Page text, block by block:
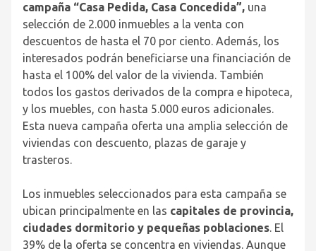
campaña “Casa Pedida, Casa Concedida”, una
selección de 2.000 inmuebles a la venta con
descuentos de hasta el 70 por ciento. Además, los
interesados podrán beneficiarse una financiación de
hasta el 100% del valor de la vivienda. También
todos los gastos derivados de la compra e hipoteca,
y los muebles, con hasta 5.000 euros adicionales.
Esta nueva campaña oferta una amplia selección de
viviendas con descuento, plazas de garaje y
trasteros.
Los inmuebles seleccionados para esta campaña se
ubican principalmente en las capitales de provincia,
ciudades dormitorio y pequeñas poblaciones. El
39% de la oferta se concentra en viviendas. Aunque